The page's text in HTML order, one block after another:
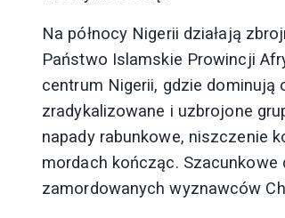
Na północy Nigerii działają
Państwo Islamskie Prowincji
centrum Nigerii, gdzie dominują
zradykalizowane i uzbrojone
napady rabunkowe, niszczenie
mordach kończąc.
zamordowanych wyznawców